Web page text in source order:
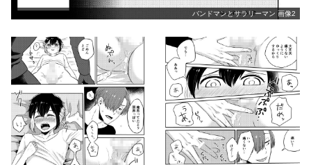
バンドマンとサラリーマン 画像2